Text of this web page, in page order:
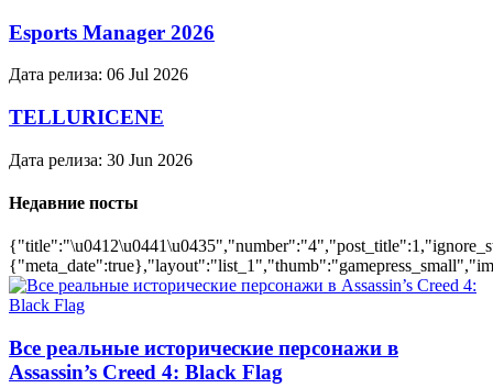
Esports Manager 2026
Дата релиза: 06 Jul 2026
TELLURICENE
Дата релиза: 30 Jun 2026
Недавние посты
Все реальные исторические персонажи в
Assassin’s Creed 4: Black Flag